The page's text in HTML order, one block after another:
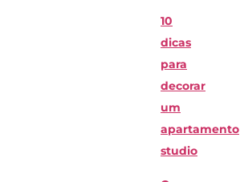
10
dicas
para
decorar
um
apartamento
studio